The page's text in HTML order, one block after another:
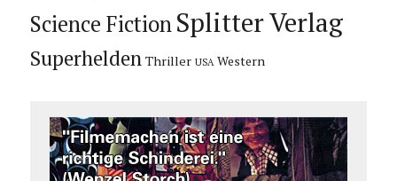
Science Fiction Splitter Verlag
Superhelden Thriller USA Western